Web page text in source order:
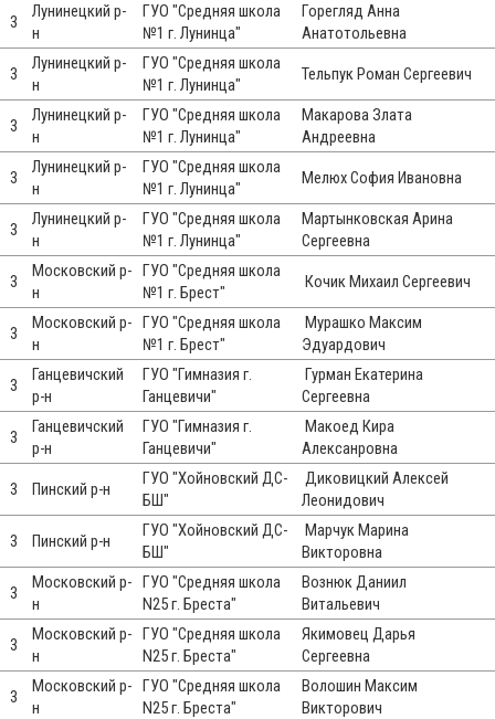
3
Лунинецкий р-
н
ГУО "Средняя школа
№1 г. Лунинца"
Горегляд Анна
Анатотольевна
3
Лунинецкий р-
н
ГУО "Средняя школа
№1 г. Лунинца"
Тельпук Роман Сергеевич
3
Лунинецкий р-
н
ГУО "Средняя школа
№1 г. Лунинца"
Макарова Злата
Андреевна
3
Лунинецкий р-
н
ГУО "Средняя школа
№1 г. Лунинца"
Мелюх София Ивановна
3
Лунинецкий р-
н
ГУО "Средняя школа
№1 г. Лунинца"
Мартынковская Арина
Сергеевна
3
Московский р-
н
ГУО "Средняя школа
№1 г. Брест"
Кочик Михаил Сергеевич
3
Московский р-
н
ГУО "Средняя школа
№1 г. Брест"
Мурашко Максим
Эдуардович
3
Ганцевичский
р-н
ГУО "Гимназия г.
Ганцевичи"
Гурман Екатерина
Сергеевна
3
Ганцевичский
р-н
ГУО "Гимназия г.
Ганцевичи"
Макоед Кира
Алексанровна
3 Пинский р-н
ГУО "Хойновский ДС-
БШ"
Диковицкий Алексей
Леонидович
3 Пинский р-н
ГУО "Хойновский ДС-
БШ"
Марчук Марина
Викторовна
3
Московский р-
н
ГУО "Средняя школа
N25 г. Бреста"
Вознюк Даниил
Витальевич
3
Московский р-
н
ГУО "Средняя школа
N25 г. Бреста"
Якимовец Дарья
Сергеевна
3
Московский р-
н
ГУО "Средняя школа
N25 г. Бреста"
Волошин Максим
Викторович